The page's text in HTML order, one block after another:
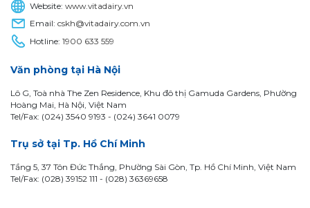
Website:www.vitadairy.vn
Email:cskh@vitadairy.com.vn
Hotline:1900 633 559
Văn phòng tại Hà Nội
Lô G, Toà nhà The Zen Residence, Khu đô thị Gamuda Gardens, Phường
Hoàng Mai, Hà Nội, Việt Nam
Tel/Fax: (024) 3540 9193 - (024) 3641 0079
Trụ sở tại Tp. Hồ Chí Minh
Tầng 5, 37 Tôn Đức Thắng, Phường Sài Gòn, Tp. Hồ Chí Minh, Việt Nam
Tel/Fax: (028) 39152 111 - (028) 36369658